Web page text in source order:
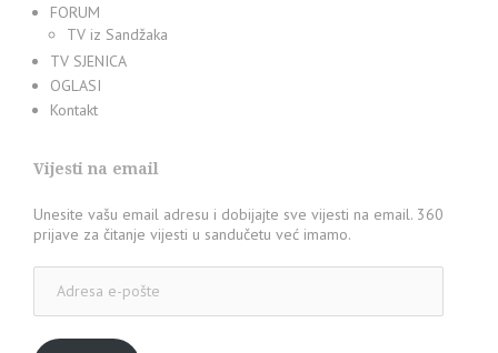
FORUM
TV iz Sandžaka
TV SJENICA
OGLASI
Kontakt
Vijesti na email
Unesite vašu email adresu i dobijajte sve vijesti na email. 360
prijave za čitanje vijesti u sandučetu već imamo.
pošte